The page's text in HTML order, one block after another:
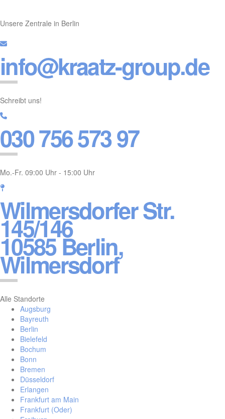
Unsere Zentrale in Berlin
info@kraatz-group.de
Schreibt uns!
030 756 573 97
Mo.-Fr. 09:00 Uhr - 15:00 Uhr
Wilmersdorfer Str.
145/146
10585 Berlin,
Wilmersdorf
Alle Standorte
Augsburg
Bayreuth
Berlin
Bielefeld
Bochum
Bonn
Bremen
Düsseldorf
Erlangen
Frankfurt am Main
Frankfurt (Oder)